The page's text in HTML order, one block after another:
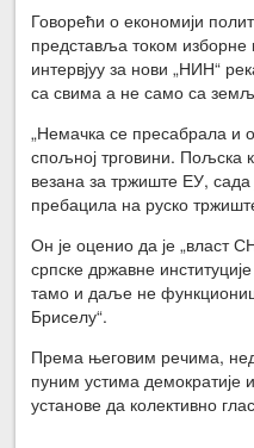
Говорећи о економији
представља током
интервјуу за нови „НИН“
са свима а не само са
„Немачка се пресабрала и
спољној трговини. Пољска
везана за тржиште ЕУ, сада
пребацила на руско
Он је оценио да је „власт
српске државне
тамо и даље не
Бриселу“.
Према његовим речима,
пуним устима демократије
установе да колективно